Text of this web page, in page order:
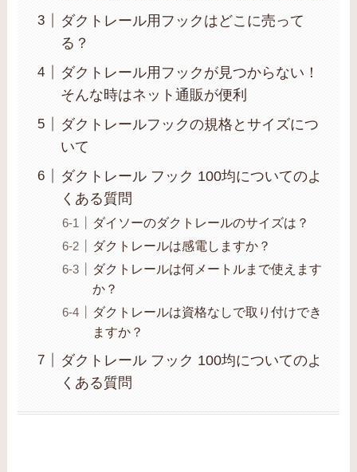
ダクトレール用フックはどこに売って
る？
ダクトレール用フックが見つからない！
そんな時はネット通販が便利
ダクトレールフックの規格とサイズにつ
いて
ダクトレール フック 100均についてのよ
くある質問
ダイソーのダクトレールのサイズは？
ダクトレールは感電しますか？
ダクトレールは何メートルまで使えます
か？
ダクトレールは資格なしで取り付けでき
ますか？
ダクトレール フック 100均についてのよ
くある質問